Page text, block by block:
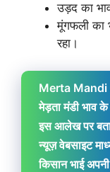
उड़द का
मूंगफली का
रहा।
Merta
मेड़ता मंडी भाव के
इस आलेख पर बताई
न्यूज़ वेबसाइट
किसान भाई